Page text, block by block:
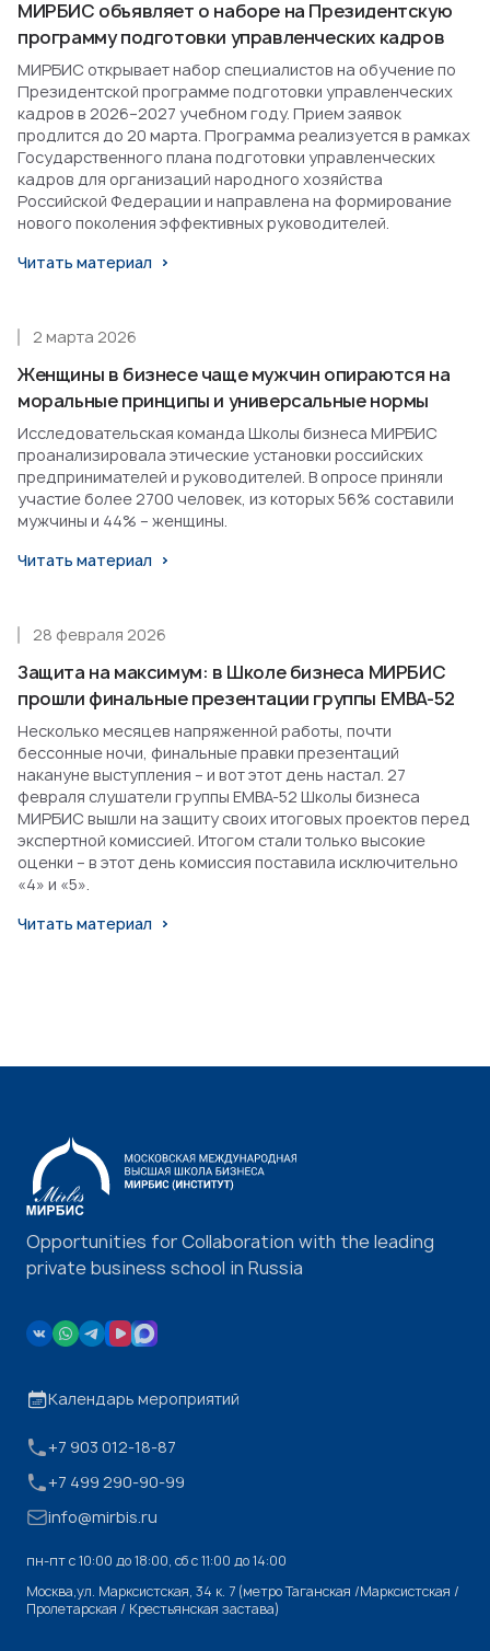
МИРБИС объявляет о наборе на Президентскую
программу подготовки управленческих кадров
МИРБИС открывает набор специалистов на обучение по
Президентской программе подготовки управленческих
кадров в 2026–2027 учебном году. Прием заявок
продлится до 20 марта. Программа реализуется в рамках
Государственного плана подготовки управленческих
кадров для организаций народного хозяйства
Российской Федерации и направлена на формирование
нового поколения эффективных руководителей.
Читать материал
Женщины в бизнесе чаще мужчин опираются на
моральные принципы и универсальные нормы
2 марта 2026
Исследовательская команда Школы бизнеса МИРБИС
проанализировала этические установки российских
предпринимателей и руководителей. В опросе приняли
участие более 2700 человек, из которых 56% составили
мужчины и 44% – женщины.
Читать материал
Защита на максимум: в Школе бизнеса МИРБИС
прошли финальные презентации группы EMBA-52
28 февраля 2026
Несколько месяцев напряженной работы, почти
бессонные ночи, финальные правки презентаций
накануне выступления – и вот этот день настал. 27
февраля слушатели группы EMBA-52 Школы бизнеса
МИРБИС вышли на защиту своих итоговых проектов перед
экспертной комиссией. Итогом стали только высокие
оценки – в этот день комиссия поставила исключительно
«4» и «5».
Читать материал
Opportunities for Collaboration with the leading
private business school in Russia
Календарь мероприятий
+7 903 012-18-87
+7 499 290-90-99
info@mirbis.ru
пн-пт с 10:00 до 18:00, cб с 11:00 до 14:00
Москва,ул. Марксистская, 34 к. 7 (метро Таганская /Марксистская /
Пролетарская / Крестьянская застава)